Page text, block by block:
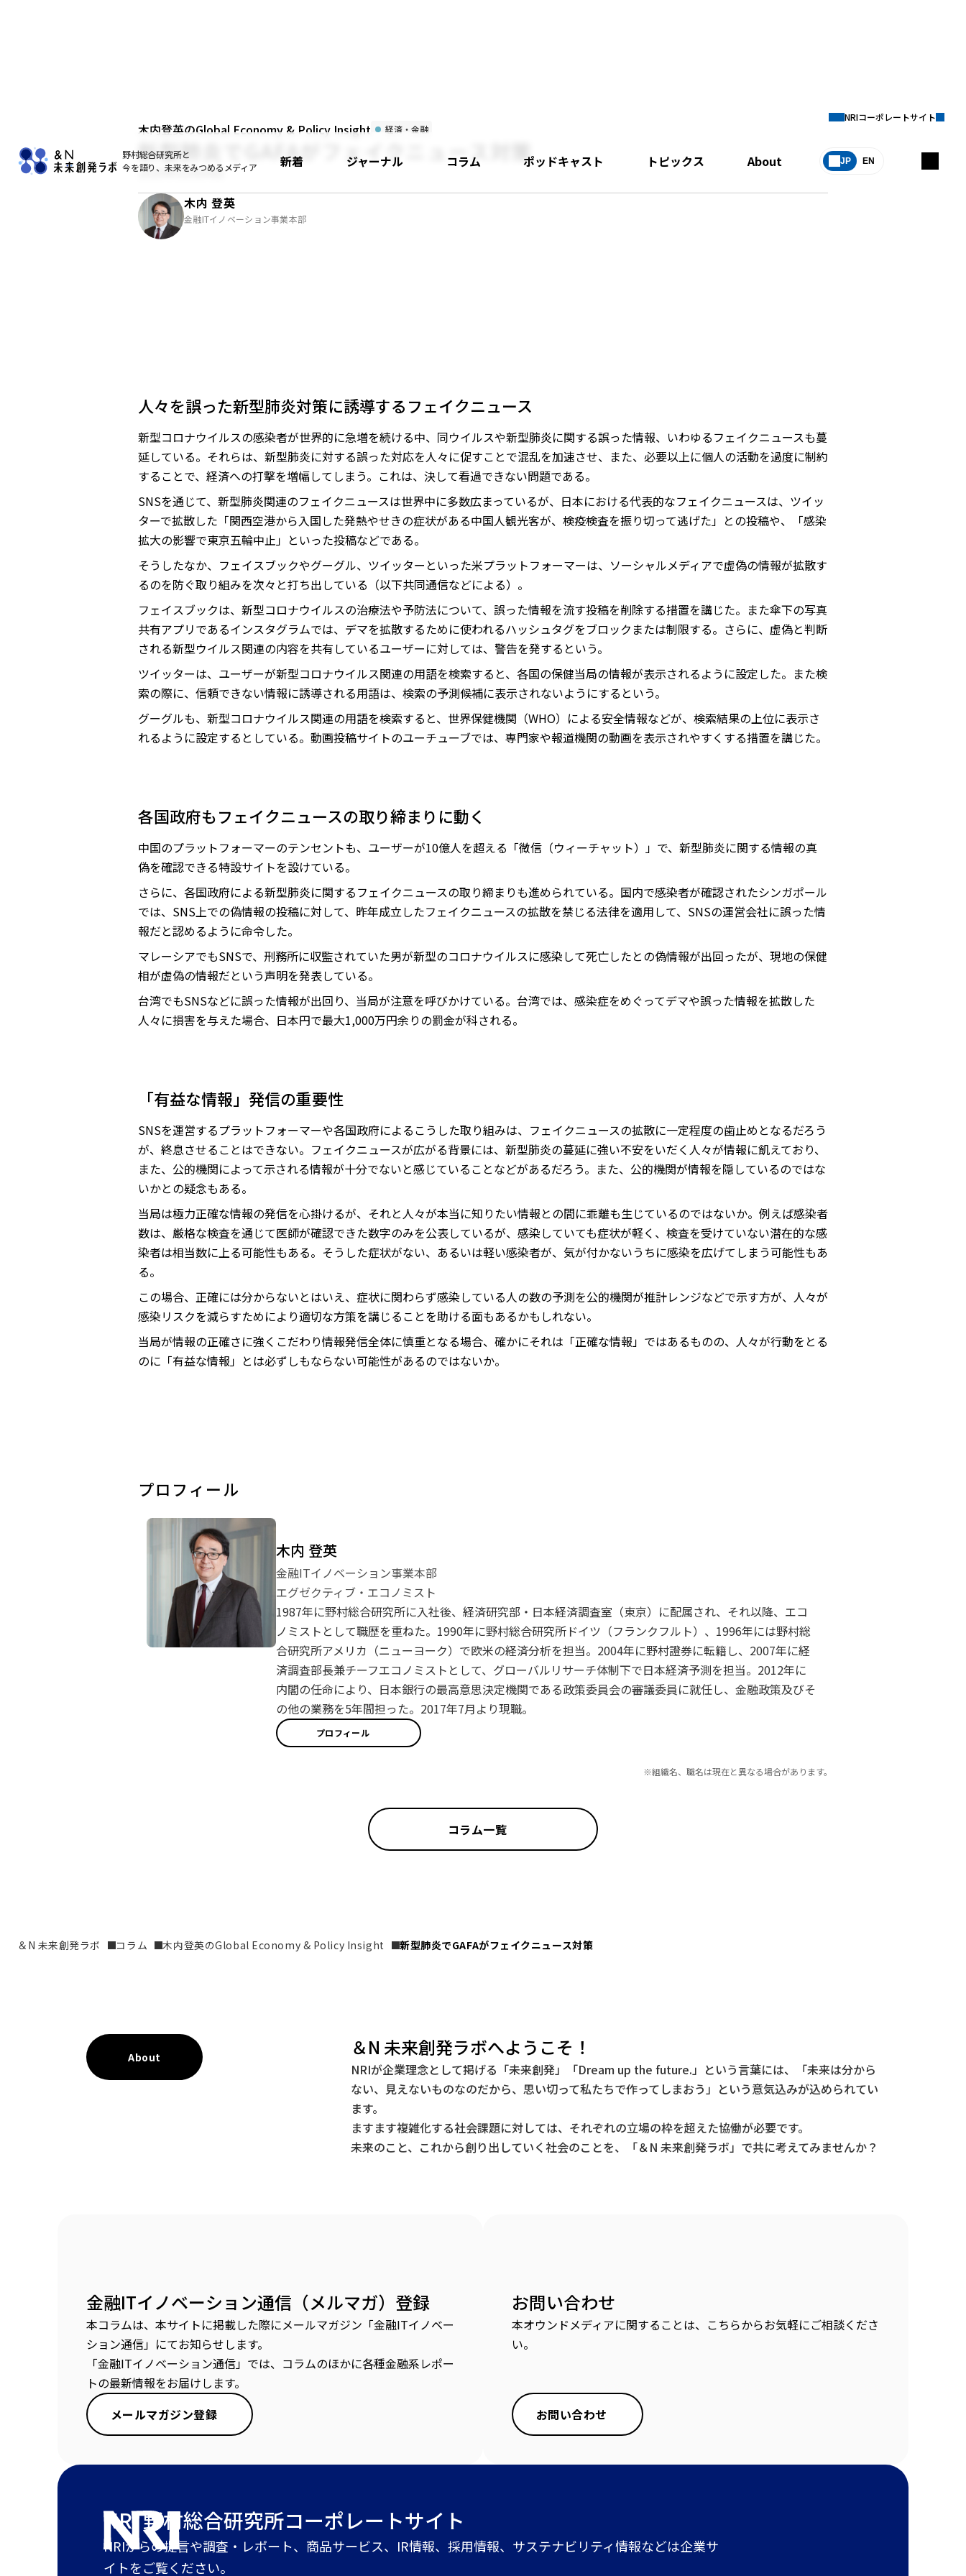
野村総合研究所と
今を語り、未来をみつめるメディア
新着 ジャーナル コラム ポッドキャスト トピックス About JP EN
NRIコーポレートサイト
木内登英のGlobal Economy & Policy Insight 経済・金融
新型肺炎でGAFAがフェイクニュース対策
2020年02月04日
木内 登英
金融ITイノベーション事業本部
人々を誤った新型肺炎対策に誘導するフェイクニュース
新型コロナウイルスの感染者が世界的に急増を続ける中、同ウイルスや新型肺炎に関する誤った情報、いわゆるフェイクニュースも蔓
延している。それらは、新型肺炎に対する誤った対応を人々に促すことで混乱を加速させ、また、必要以上に個人の活動を過度に制約
することで、経済への打撃を増幅してしまう。これは、決して看過できない問題である。
SNSを通じて、新型肺炎関連のフェイクニュースは世界中に多数広まっているが、日本における代表的なフェイクニュースは、ツイッ
ターで拡散した「関西空港から入国した発熱やせきの症状がある中国人観光客が、検疫検査を振り切って逃げた」との投稿や、「感染
拡大の影響で東京五輪中止」といった投稿などである。
そうしたなか、フェイスブックやグーグル、ツイッターといった米プラットフォーマーは、ソーシャルメディアで虚偽の情報が拡散す
るのを防ぐ取り組みを次々と打ち出している（以下共同通信などによる）。
フェイスブックは、新型コロナウイルスの治療法や予防法について、誤った情報を流す投稿を削除する措置を講じた。また傘下の写真
共有アプリであるインスタグラムでは、デマを拡散するために使われるハッシュタグをブロックまたは制限する。さらに、虚偽と判断
される新型ウイルス関連の内容を共有しているユーザーに対しては、警告を発するという。
ツイッターは、ユーザーが新型コロナウイルス関連の用語を検索すると、各国の保健当局の情報が表示されるように設定した。また検
索の際に、信頼できない情報に誘導される用語は、検索の予測候補に表示されないようにするという。
グーグルも、新型コロナウイルス関連の用語を検索すると、世界保健機関（WHO）による安全情報などが、検索結果の上位に表示さ
れるように設定するとしている。動画投稿サイトのユーチューブでは、専門家や報道機関の動画を表示されやすくする措置を講じた。
各国政府もフェイクニュースの取り締まりに動く
中国のプラットフォーマーのテンセントも、ユーザーが10億人を超える「微信（ウィーチャット）」で、新型肺炎に関する情報の真
偽を確認できる特設サイトを設けている。
さらに、各国政府による新型肺炎に関するフェイクニュースの取り締まりも進められている。国内で感染者が確認されたシンガポール
では、SNS上での偽情報の投稿に対して、昨年成立したフェイクニュースの拡散を禁じる法律を適用して、SNSの運営会社に誤った情
報だと認めるように命令した。
マレーシアでもSNSで、刑務所に収監されていた男が新型のコロナウイルスに感染して死亡したとの偽情報が出回ったが、現地の保健
相が虚偽の情報だという声明を発表している。
台湾でもSNSなどに誤った情報が出回り、当局が注意を呼びかけている。台湾では、感染症をめぐってデマや誤った情報を拡散した
人々に損害を与えた場合、日本円で最大1,000万円余りの罰金が科される。
「有益な情報」発信の重要性
SNSを運営するプラットフォーマーや各国政府によるこうした取り組みは、フェイクニュースの拡散に一定程度の歯止めとなるだろう
が、終息させることはできない。フェイクニュースが広がる背景には、新型肺炎の蔓延に強い不安をいだく人々が情報に飢えており、
また、公的機関によって示される情報が十分でないと感じていることなどがあるだろう。また、公的機関が情報を隠しているのではな
いかとの疑念もある。
当局は極力正確な情報の発信を心掛けるが、それと人々が本当に知りたい情報との間に乖離も生じているのではないか。例えば感染者
数は、厳格な検査を通じて医師が確認できた数字のみを公表しているが、感染していても症状が軽く、検査を受けていない潜在的な感
染者は相当数に上る可能性もある。そうした症状がない、あるいは軽い感染者が、気が付かないうちに感染を広げてしまう可能性もあ
る。
この場合、正確には分からないとはいえ、症状に関わらず感染している人の数の予測を公的機関が推計レンジなどで示す方が、人々が
感染リスクを減らすためにより適切な方策を講じることを助ける面もあるかもしれない。
当局が情報の正確さに強くこだわり情報発信全体に慎重となる場合、確かにそれは「正確な情報」ではあるものの、人々が行動をとる
のに「有益な情報」とは必ずしもならない可能性があるのではないか。
プロフィール
木内 登英
金融ITイノベーション事業本部
エグゼクティブ・エコノミスト
1987年に野村総合研究所に入社後、経済研究部・日本経済調査室（東京）に配属され、それ以降、エコ
ノミストとして職歴を重ねた。1990年に野村総合研究所ドイツ（フランクフルト）、1996年には野村総
合研究所アメリカ（ニューヨーク）で欧米の経済分析を担当。2004年に野村證券に転籍し、2007年に経
済調査部長兼チーフエコノミストとして、グローバルリサーチ体制下で日本経済予測を担当。2012年に
内閣の任命により、日本銀行の最高意思決定機関である政策委員会の審議委員に就任し、金融政策及びそ
の他の業務を5年間担った。2017年7月より現職。
プロフィール
※組織名、職名は現在と異なる場合があります。
コラム一覧
＆N 未来創発ラボ コラム 木内登英のGlobal Economy & Policy Insight 新型肺炎でGAFAがフェイクニュース対策
About ＆N 未来創発ラボへようこそ！
NRIが企業理念として掲げる「未来創発」「Dream up the future.」という言葉には、「未来は分から
ない、見えないものなのだから、思い切って私たちで作ってしまおう」という意気込みが込められてい
ます。
ますます複雑化する社会課題に対しては、それぞれの立場の枠を超えた協働が必要です。
未来のこと、これから創り出していく社会のことを、「＆N 未来創発ラボ」で共に考えてみませんか？
金融ITイノベーション通信（メルマガ）登録
本コラムは、本サイトに掲載した際にメールマガジン「金融ITイノベー
ション通信」にてお知らせします。
「金融ITイノベーション通信」では、コラムのほかに各種金融系レポー
トの最新情報をお届けします。
メールマガジン登録
お問い合わせ
本オウンドメディアに関することは、こちらからお気軽にご相談くださ
い。
お問い合わせ
NRI 野村総合研究所コーポレートサイト
NRIからの提言や調査・レポート、商品サービス、IR情報、採用情報、サステナビリティ情報などは企業サ
イトをご覧ください。